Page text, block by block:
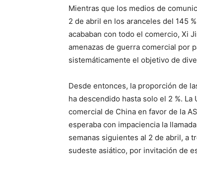
Mientras que los medios de
2 de abril en los aranceles del 145
acababan con todo el comercio, Xi
amenazas de guerra comercial por
sistemáticamente el objetivo de
Desde entonces, la proporción de
ha descendido hasta solo el 2 %.
comercial de China en favor de la
esperaba con impaciencia la
semanas siguientes al 2 de abril, a
sudeste asiático, por invitación de